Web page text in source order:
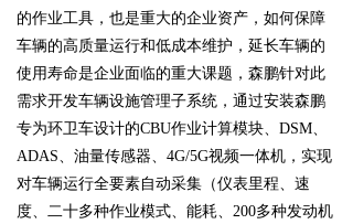
的作业工具，也是重大的企业资产，如何保障
车辆的高质量运行和低成本维护，延长车辆的
使用寿命是企业面临的重大课题，森鹏针对此
需求开发车辆设施管理子系统，通过安装森鹏
专为环卫车设计的CBU作业计算模块、DSM、
ADAS、油量传感器、4G/5G视频一体机，实现
对车辆运行全要素自动采集（仪表里程、速
度、二十多种作业模式、能耗、200多种发动机